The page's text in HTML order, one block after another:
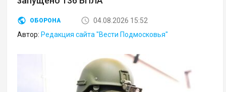
ОБОРОНА
04.08.2026 15:52
Автор: Редакция сайта "Вести Подмосковья"